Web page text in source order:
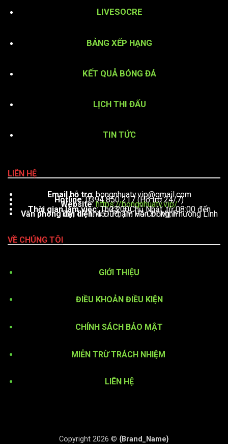
LIVESOCRE
BẢNG XẾP HẠNG
KẾT QUẢ BÓNG ĐÁ
LỊCH THI ĐẤU
TIN TỨC
LIÊN HỆ
Email hỗ trợ:bongnhuatv.vip@gmail.com
Hotline: 0394 850 217 (Hỗ trợ 24/7)
Website:https://bongnhuatv.vip/
Thời gian làm việc : Thứ 2 – Chủ Nhật, từ 08:00 đến 23:00
Văn phòng đại diện: 451 Phạm Văn Đồng, Phường Linh Tây, TP. Thủ Đức, TP. Hồ Chí Minh
VỀ CHÚNG TÔI
GIỚI THIỆU
ĐIỀU KHOẢN ĐIỀU KIỆN
CHÍNH SÁCH BẢO MẬT
MIỄN TRỪ TRÁCH NHIỆM
LIÊN HỆ
Copyright 2026 © {Brand_Name}